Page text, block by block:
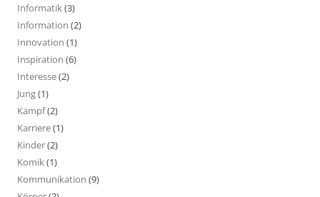
Informatik(3)
Information (2)
Innovation (1)
Inspiration (6)
Interesse(2)
Jung(1)
Kampf(2)
Karriere(1)
Kinder(2)
Komik(1)
Kommunikation (9)